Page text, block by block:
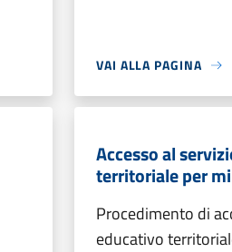
VAI ALLA PAGINA
Accesso al
territoriale per
Procedimento di
educativo